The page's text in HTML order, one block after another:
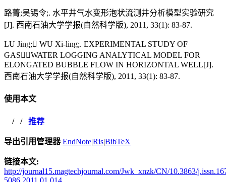
路菁;吴锡令;. 水平井气水变形泡状流测井分析模型实验研究
[J]. 西南石油大学学报(自然科学版), 2011, 33(1): 83-87.
LU Jing; WU Xi-ling;. EXPERIMENTAL STUDY OF
GASWATER LOGGING ANALYTICAL MODEL FOR
ELONGATED BUBBLE FLOW IN HORIZONTAL WELL[J].
西南石油大学学报(自然科学版), 2011, 33(1): 83-87.
使用本文
/ / 推荐
导出引用管理器 EndNote|Ris|BibTeX
链接本文:
http://journal15.magtechjournal.com/Jwk_xnzk/CN/10.3863/